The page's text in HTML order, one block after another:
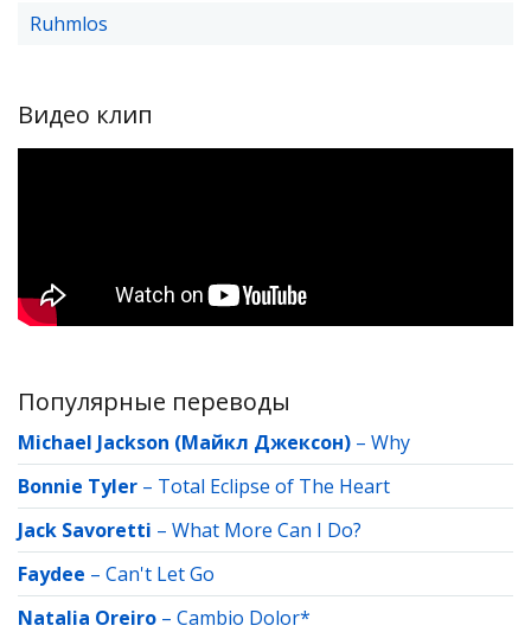
Ruhmlos
Видео клип
Популярные переводы
Michael Jackson (Майкл Джексон) – Why
Bonnie Tyler – Total Eclipse of The Heart
Jack Savoretti – What More Can I Do?
Faydee – Can't Let Go
Natalia Oreiro – Cambio Dolor*